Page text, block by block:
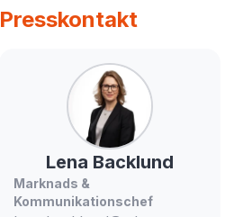
Presskontakt
Lena Backlund
Marknads &
Kommunikationschef